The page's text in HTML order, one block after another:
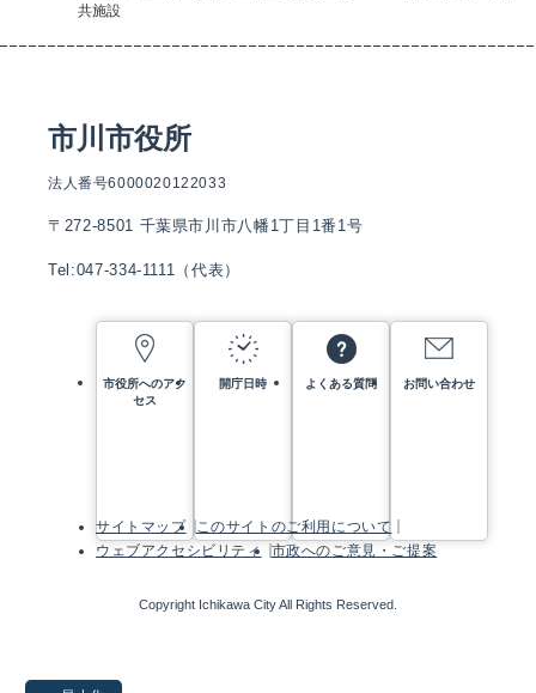
共施設
市川市役所
法人番号6000020122033
〒272-8501 千葉県市川市八幡1丁目1番1号
Tel:047-334-1111（代表）
市役所へのアク
セス
開庁日時 よくある質問 お問い合わせ
サイトマップ
このサイトのご利用について
ウェブアクセシビリティ
市政へのご意見・ご提案
Copyright Ichikawa City All Rights Reserved.